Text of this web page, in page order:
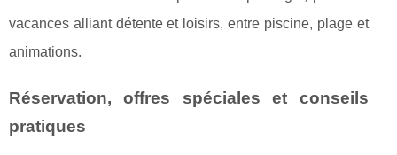
vacances alliant détente et loisirs, entre piscine, plage et
animations.
Réservation, offres spéciales et conseils
pratiques